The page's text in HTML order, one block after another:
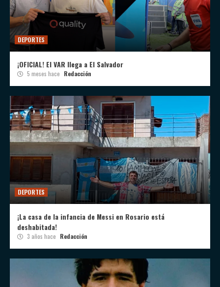
DEPORTES
¡OFICIAL! El VAR llega a El Salvador
5 meses hace Redacción
DEPORTES
¡La casa de la infancia de Messi en Rosario está
deshabitada!
3 años hace Redacción